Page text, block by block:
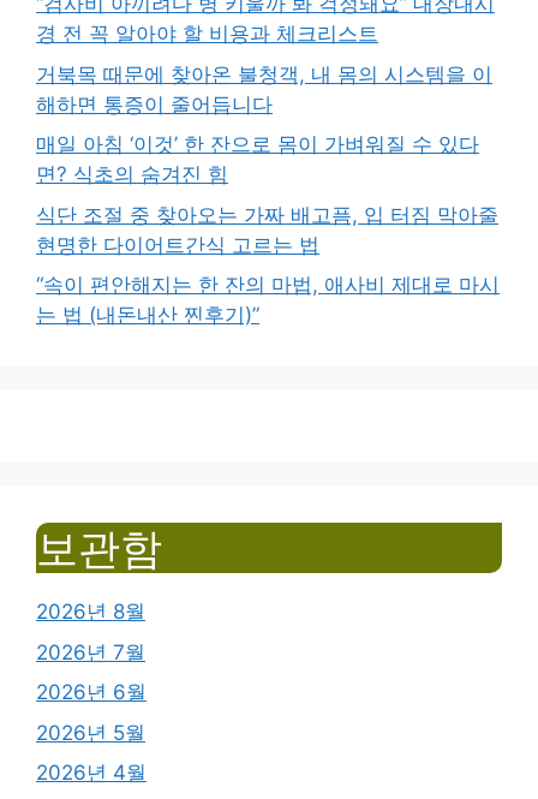
경 전 꼭 알아야 할 비용과 체크리스트
거북목 때문에 찾아온 불청객, 내 몸의 시스템을 이
해하면 통증이 줄어듭니다
매일 아침 ‘이것’ 한 잔으로 몸이 가벼워질 수 있다
면? 식초의 숨겨진 힘
식단 조절 중 찾아오는 가짜 배고픔, 입 터짐 막아줄
현명한 다이어트간식 고르는 법
“속이 편안해지는 한 잔의 마법, 애사비 제대로 마시
는 법 (내돈내산 찐후기)”
보관함
2026년 8월
2026년 7월
2026년 6월
2026년 5월
2026년 4월